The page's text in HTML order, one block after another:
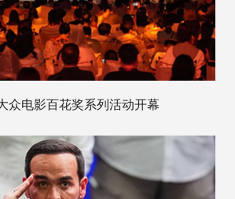
众电影百花奖系列活动开幕